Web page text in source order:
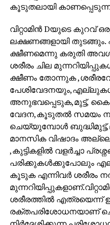
കൂടുതലായി
വിറ്റാമിൻ Dയുടെ കുറവ്
ലക്ഷണങ്ങളായി
ക്ഷീണമെന്നു കരുതി
ശരീരം ചില
ക്ഷീണം തോന്നുക
അനുഭവപ്പെടുക,മുട്ട്,
വേദന,കൂടുതൽ സമയം
ചെയ്യുമ്പോൾ
മാനസിക വിഷാദം
,കുട്ടികളിൽ വളർച്ചാ
പരിക്കുകൾക്കുപോലും
കൂടുക എന്നിവർ ശരീരം
ശരീരത്തിൽ എത്രയെന്ന്
രക്തപരിശോധനയാണ്